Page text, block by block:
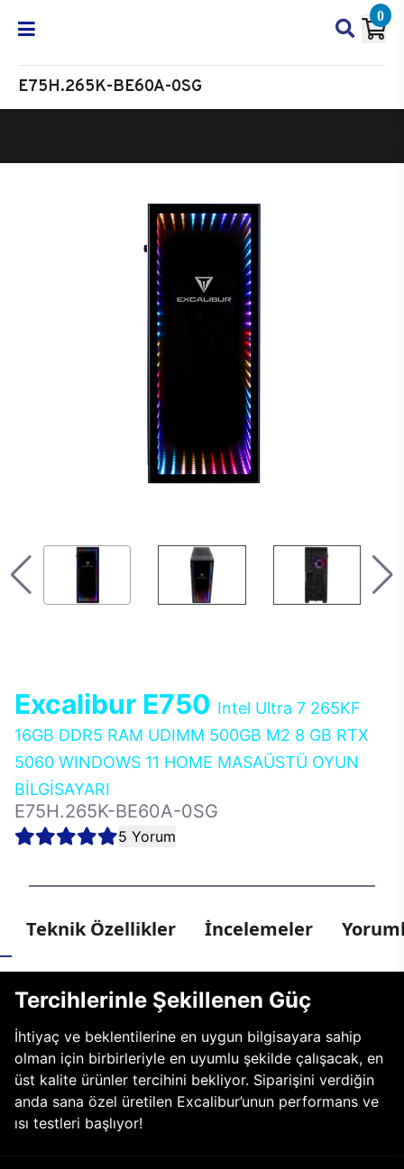
0
E75H.265K-BE60A-0SG
Excalibur E750 Intel Ultra 7 265KF
16GB DDR5 RAM UDIMM 500GB M2 8 GB RTX
5060 WINDOWS 11 HOME MASAÜSTÜ OYUN
BİLGİSAYARI
E75H.265K-BE60A-0SG
5 Yorum
Teknik Özellikler İncelemeler
Tercihlerinle Şekillenen Güç
İhtiyaç ve beklentilerine en uygun bilgisayara sahip
olman için birbirleriyle en uyumlu şekilde çalışacak, en
üst kalite ürünler tercihini bekliyor. Siparişini verdiğin
anda sana özel üretilen Excalibur’unun performans ve
ısı testleri başlıyor!